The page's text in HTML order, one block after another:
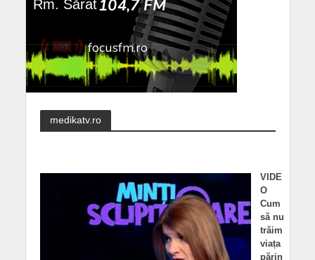
medikatv.ro
VIDE
O
Cum
să nu
trăim
viața
părin